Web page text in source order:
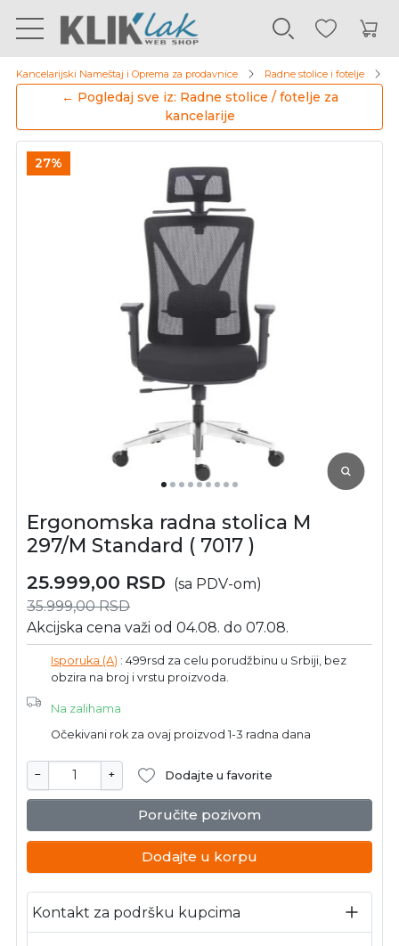
Kancelarijski Nameštaj i Oprema za prodavnice Radne stolice i fotelje
← Pogledaj sve iz: Radne stolice / fotelje za
kancelarije
27%
Ergonomska radna stolica M
297/M Standard ( 7017 )
25.999,00 RSD (sa PDV-om)
35.999,00RSD
Akcijska cena važi od 04.08. do 07.08.
Isporuka (A) : 499rsd za celu porudžbinu u Srbiji, bez
obzira na broj i vrstu proizvoda.
Na zalihama
Očekivani rok za ovaj proizvod 1-3 radna dana
− + Dodajte u favorite
Poručite pozivom
Dodajte u korpu
Kontakt za podršku kupcima